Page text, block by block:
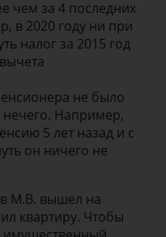
чем за 4 последних
в 2020 году ни при
налог за 2015 год
не было
нечего. Например,
5 лет назад и с
он ничего не
М.В. вышел на
квартиру. Чтобы